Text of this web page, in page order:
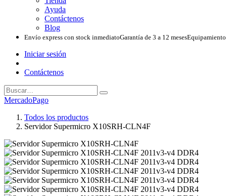
Ayuda
Contáctenos
Blog
Envío express con stock inmediatoGarantía de 3 a 12 mesesEquipamiento
Iniciar sesión
Contáctenos
MercadoPago
Todos los productos
Servidor Supermicro X10SRH-CLN4F